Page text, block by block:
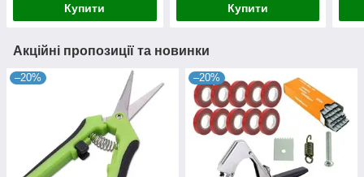
Купити Купити
Акційні пропозиції та новинки
–20% –20%